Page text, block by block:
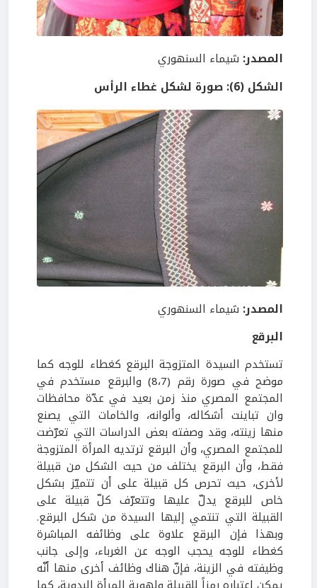
المصدر: شيماء السنهوري
الشكل (6): صورة لشكل غطاء الرأس
المصدر: شيماء السنهوري
البرقع
تستخدم السيدة المتزوجة البرقع كغطاء للوجه كما
موضح في صورة رقم (8،7) والبرقع مستخدم في
المجتمع المصري منذ زمن بعيد في عدّة محافظات
وان تباينت أشكاله، وألوانه، والخامات التي يصنع
منها زينته، وقد وصفته بعض الدراسات التي تعرّضت
للمجتمع المصري، وأن البرقع ترتديه المرأة المتزوجة
فقط، وأن البرقع يختلف من حيث الشكل من قبيلة
لأخرى، حيث تحرص كل قبيلة على أن تتميّز بشكل
خاص للبرقع يدلّ عليها وتتعرّف كلّ قبيلة على
القبيلة التي تنتمي إليها السيدة من شكل البرقع.
وبهذا فإن البرقع علاوة على وظائفه المباشرة
كغطاء للوجه يحجب الوجه عن الغرباء، وإلى جانب
وظيفته في الزينة، فإنّ هناك وظائف أخرى منها أنّه